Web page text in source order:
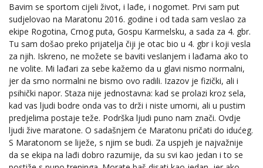
Bavim se sportom cijeli život, i lađe, i nogomet. Prvi sam put
sudjelovao na Maratonu 2016. godine i od tada sam veslao za
ekipe Rogotina, Crnog puta, Gospu Karmelsku, a sada za 4. gbr.
Tu sam došao preko prijatelja čiji je otac bio u 4. gbr i koji vesla
za njih. Iskreno, ne možete se baviti veslanjem i lađama ako to
ne volite. Mi lađari za sebe kažemo da u glavi nismo normalni,
jer da smo normalni ne bismo ovo radili. Izazov je fizički, ali i
psihički napor. Staza nije jednostavna: kad se prolazi kroz sela,
kad vas ljudi bodre onda vas to drži i niste umorni, ali u pustim
predjelima postaje teže. Podrška ljudi puno nam znači. Ovdje
ljudi žive maratone. O sadašnjem će Maratonu pričati do idućeg.
S Maratonom se liježe, s njim se budi. Za uspjeh je najvažnije
da se ekipa na lađi dobro razumije, da su svi kao jedan i to se